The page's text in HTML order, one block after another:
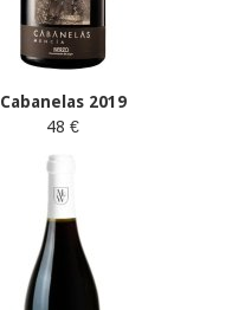
Cabanelas 2019
48 €